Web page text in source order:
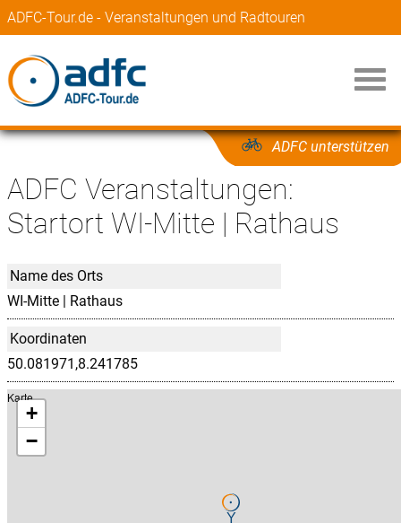
ADFC-Tour.de - Veranstaltungen und Radtouren
ADFC unterstützen
ADFC Veranstaltungen:
Startort WI-Mitte | Rathaus
Name des Orts
WI-Mitte | Rathaus
Koordinaten
50.081971,8.241785
Karte
+
−